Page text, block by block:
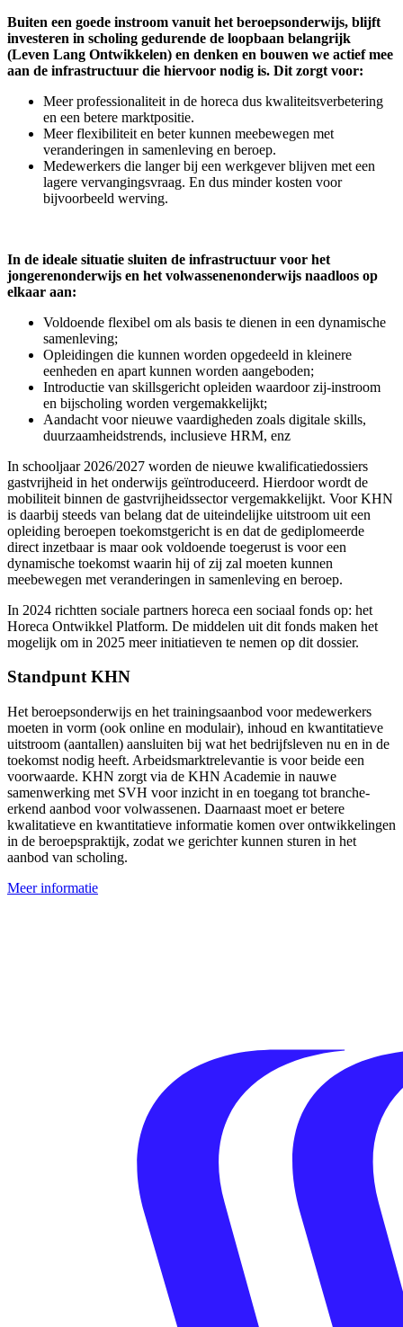
Buiten een goede instroom vanuit het beroepsonderwijs, blijft
investeren in scholing gedurende de loopbaan belangrijk
(Leven Lang Ontwikkelen) en denken en bouwen we actief mee
aan de infrastructuur die hiervoor nodig is. Dit zorgt voor:
Meer professionaliteit in de horeca dus kwaliteitsverbetering
en een betere marktpositie.
Meer flexibiliteit en beter kunnen meebewegen met
veranderingen in samenleving en beroep.
Medewerkers die langer bij een werkgever blijven met een
lagere vervangingsvraag. En dus minder kosten voor
bijvoorbeeld werving.
In de ideale situatie sluiten de infrastructuur voor het
jongerenonderwijs en het volwassenenonderwijs naadloos op
elkaar aan:
Voldoende flexibel om als basis te dienen in een dynamische
samenleving;
Opleidingen die kunnen worden opgedeeld in kleinere
eenheden en apart kunnen worden aangeboden;
Introductie van skillsgericht opleiden waardoor zij-instroom
en bijscholing worden vergemakkelijkt;
Aandacht voor nieuwe vaardigheden zoals digitale skills,
duurzaamheidstrends, inclusieve HRM, enz
In schooljaar 2026/2027 worden de nieuwe kwalificatiedossiers
gastvrijheid in het onderwijs geïntroduceerd. Hierdoor wordt de
mobiliteit binnen de gastvrijheidssector vergemakkelijkt. Voor KHN
is daarbij steeds van belang dat de uiteindelijke uitstroom uit een
opleiding beroepen toekomstgericht is en dat de gediplomeerde
direct inzetbaar is maar ook voldoende toegerust is voor een
dynamische toekomst waarin hij of zij zal moeten kunnen
meebewegen met veranderingen in samenleving en beroep.
In 2024 richtten sociale partners horeca een sociaal fonds op: het
Horeca Ontwikkel Platform. De middelen uit dit fonds maken het
mogelijk om in 2025 meer initiatieven te nemen op dit dossier.
Standpunt KHN
Het beroepsonderwijs en het trainingsaanbod voor medewerkers
moeten in vorm (ook online en modulair), inhoud en kwantitatieve
uitstroom (aantallen) aansluiten bij wat het bedrijfsleven nu en in de
toekomst nodig heeft. Arbeidsmarktrelevantie is voor beide een
voorwaarde. KHN zorgt via de KHN Academie in nauwe
samenwerking met SVH voor inzicht in en toegang tot branche-
erkend aanbod voor volwassenen. Daarnaast moet er betere
kwalitatieve en kwantitatieve informatie komen over ontwikkelingen
in de beroepspraktijk, zodat we gerichter kunnen sturen in het
aanbod van scholing.
Meer informatie